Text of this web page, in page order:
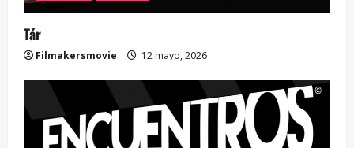
Tár
Filmakersmovie 12 mayo, 2026